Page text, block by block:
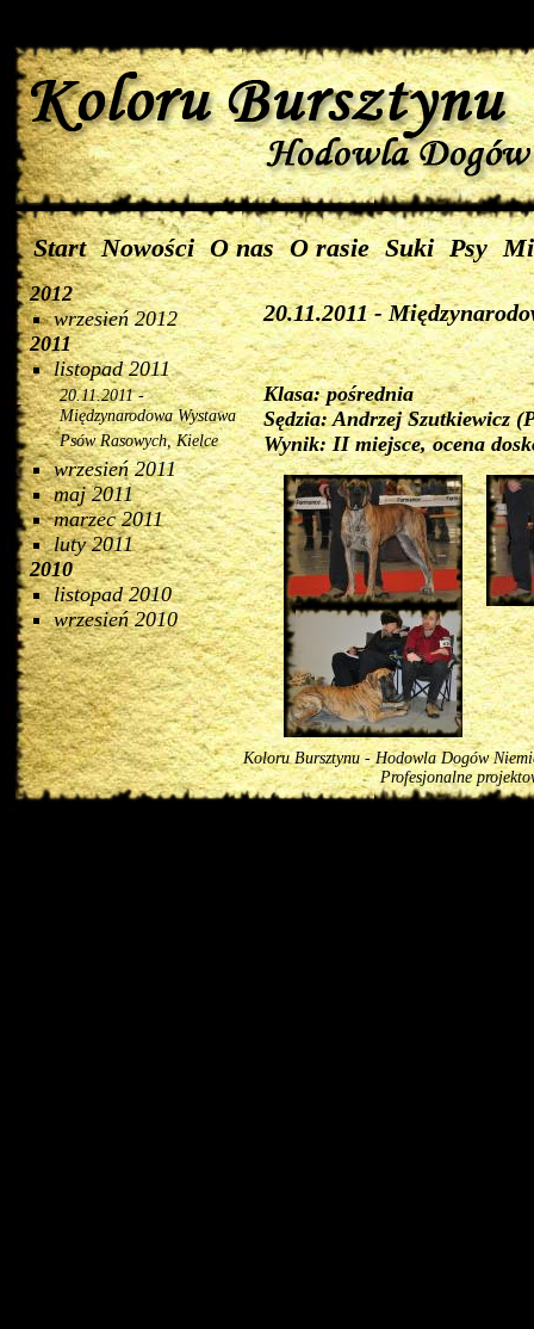
Start Nowości O nas O rasie Suki Psy
2012
wrzesień 2012
2011
listopad 2011
20.11.2011 -
Międzynarodowa Wystawa
Psów Rasowych, Kielce
wrzesień 2011
maj 2011
marzec 2011
luty 2011
2010
listopad 2010
wrzesień 2010
20.11.2011 -
Klasa: pośrednia
Sędzia: Andrzej Szutkiewicz
Wynik: II miejsce, ocena
Koloru Bursztynu - Hodowla Dogów
Profesjonalne